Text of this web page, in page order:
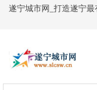
遂宁城市网_打造遂宁